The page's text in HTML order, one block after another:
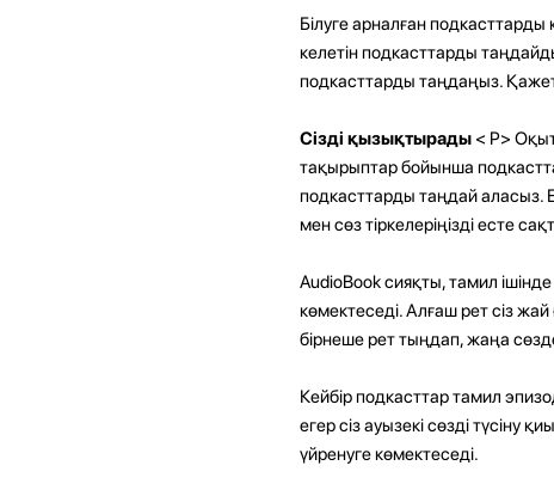
Білуге ​​арналған подкасттарды
келетін подкасттарды
подкасттарды таңдаңыз. Қажет
Сізді қызықтырады < P>
тақырыптар бойынша
подкасттарды таңдай аласыз.
мен сөз тіркелеріңізді есте
AudioBook сияқты, тамил
көмектеседі. Алғаш рет сіз
бірнеше рет тыңдап, жаңа
Кейбір подкасттар тамил
егер сіз ауызекі сөзді түсіну
үйренуге көмектеседі.